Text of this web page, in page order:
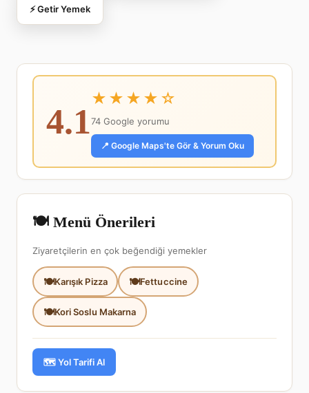
⚡ Getir Yemek
4.1
★★★★☆
74 Google yorumu
📍 Google Maps'te Gör & Yorum Oku
🍽️ Menü Önerileri
Ziyaretçilerin en çok beğendiği yemekler
Karışık Pizza Fettuccine
Kori Soslu Makarna
🗺️ Yol Tarifi Al